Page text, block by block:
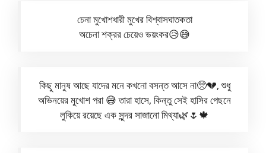
চেনা মুখোশধারী মুখের বিশ্বাসঘাতকতা
অচেনা শক্রর চেয়েও ভয়ংকর😥😅
কিছু মানুষ আছে যাদের মনে কখনো বসন্ত আসে না🥺💔, শুধু
অভিনয়ের মুখোশ পরা 😅 তারা হাসে, কিন্তু সেই হাসির পেছনে
লুকিয়ে রয়েছে এক সুন্দর সাজানো মিথ্যা🌿🌷🍁